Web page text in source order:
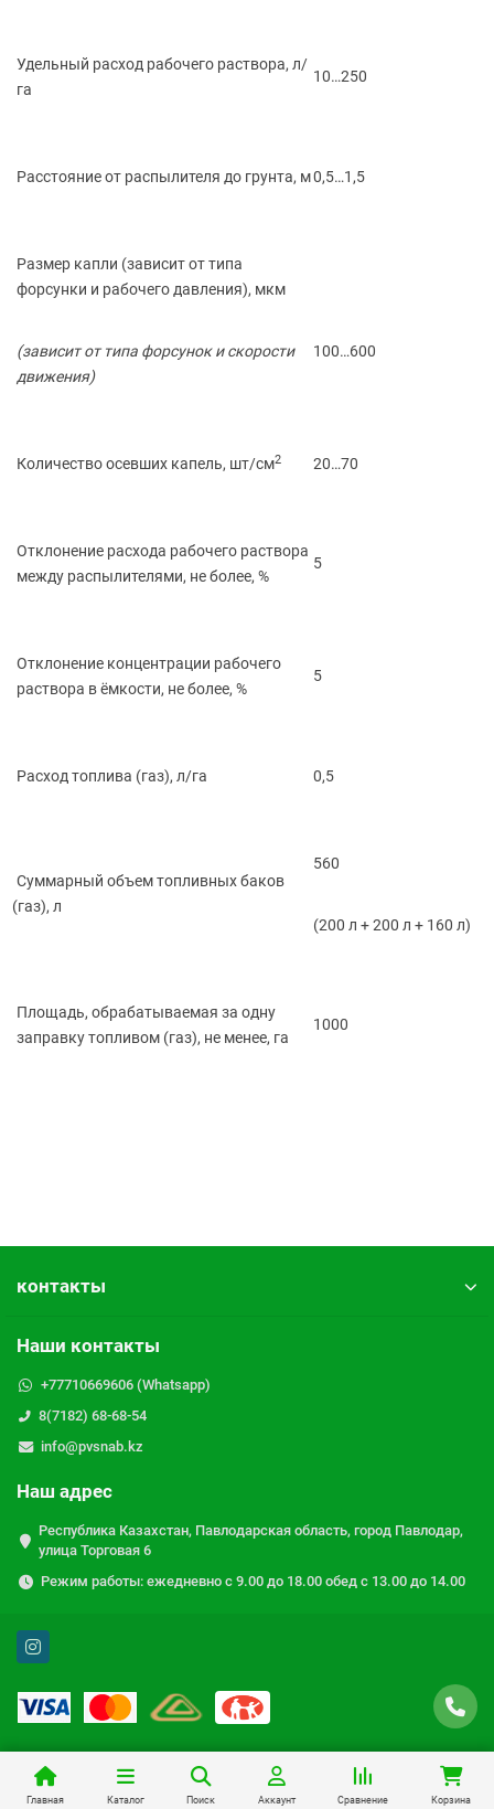
Удельный расход рабочего раствора, л/
га
10…250
Расстояние от распылителя до грунта, м0,5…1,5
Размер капли (зависитот типа
форсунки и рабочего давления), мкм
(зависитот типа форсунок и скорости
движения)
100…600
Количество осевших капель, шт/см2 20…70
Отклонение расхода рабочего раствора
между распылителями, не более, %
5
Отклонение концентрации рабочего
раствора в ёмкости, не более, %
5
Расход топлива (газ), л/га 0,5
Суммарный объем топливных баков
(газ), л
560
(200 л + 200 л + 160 л)
Площадь, обрабатываемая за одну
заправку топливом (газ), не менее, га
1000
контакты
Наши контакты
+77710669606 (Whatsapp)
8(7182) 68-68-54
info@pvsnab.kz
Наш адрес
Республика Казахстан, Павлодарская область, город Павлодар,
улица Торговая 6
Режим работы: ежедневно с 9.00 до 18.00 обед с 13.00 до 14.00
Главная Каталог Поиск Аккаунт Сравнение Корзина